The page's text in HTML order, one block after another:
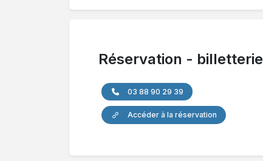
Réservation - billetterie
03 88 90 29 39
Accéder à la réservation